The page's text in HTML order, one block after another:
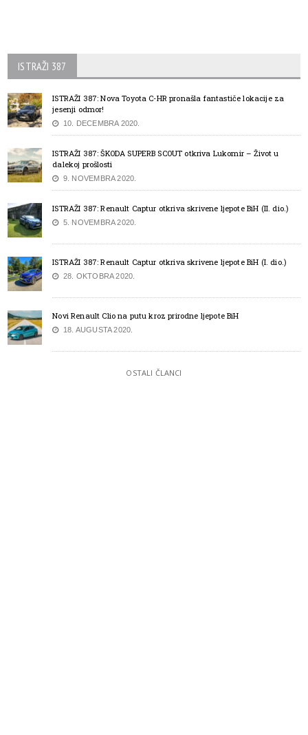
ISTRAŽI 387
ISTRAŽI 387: Nova Toyota C-HR pronašla fantastiče lokacije za
jesenji odmor!
10. DECEMBRA 2020.
ISTRAŽI 387: ŠKODA SUPERB SCOUT otkriva Lukomir – Život u
dalekoj prošlosti
9. NOVEMBRA 2020.
ISTRAŽI 387: Renault Captur otkriva skrivene ljepote BiH (II. dio.)
5. NOVEMBRA 2020.
ISTRAŽI 387: Renault Captur otkriva skrivene ljepote BiH (I. dio.)
28. OKTOBRA 2020.
Novi Renault Clio na putu kroz prirodne ljepote BiH
18. AUGUSTA 2020.
OSTALI ČLANCI